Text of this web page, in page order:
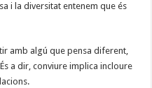
i la diversitat entenem que és
amb algú que pensa diferent,
a dir, conviure implica incloure